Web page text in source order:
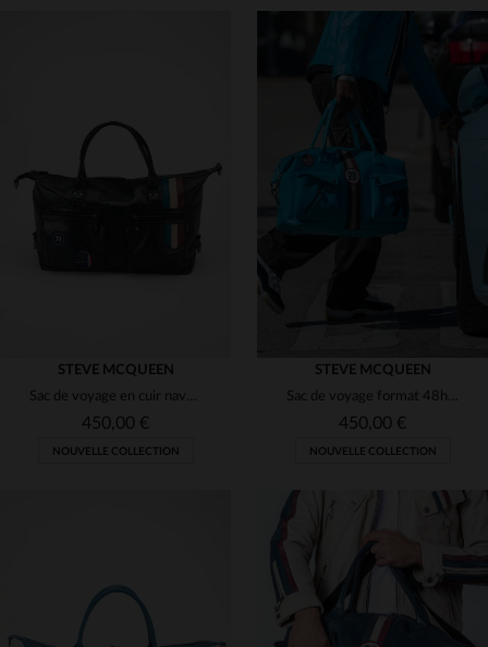
TAILLES DISPONIBLES
STEVE MCQUEEN
Sac de voyage en cuir navy Steve McQueen format 48h
450,00 €
NOUVELLE COLLECTION
TAILLES DISPONIBLES
STEVE MCQUEEN
Sac de voyage format 48h bleu nordique
450,00 €
NOUVELLE COLLECTION